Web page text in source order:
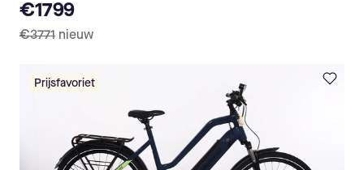
€1799
€3771 nieuw
Prijsfavoriet